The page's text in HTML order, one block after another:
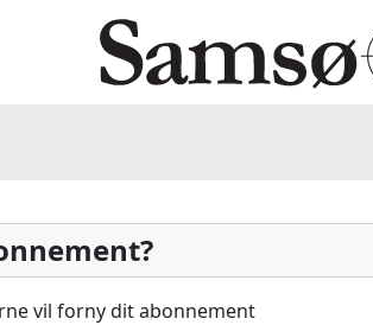
vil forny dit abonnement